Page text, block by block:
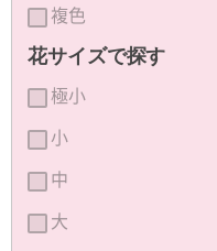
複色
花サイズで探す
極小
小
中
大